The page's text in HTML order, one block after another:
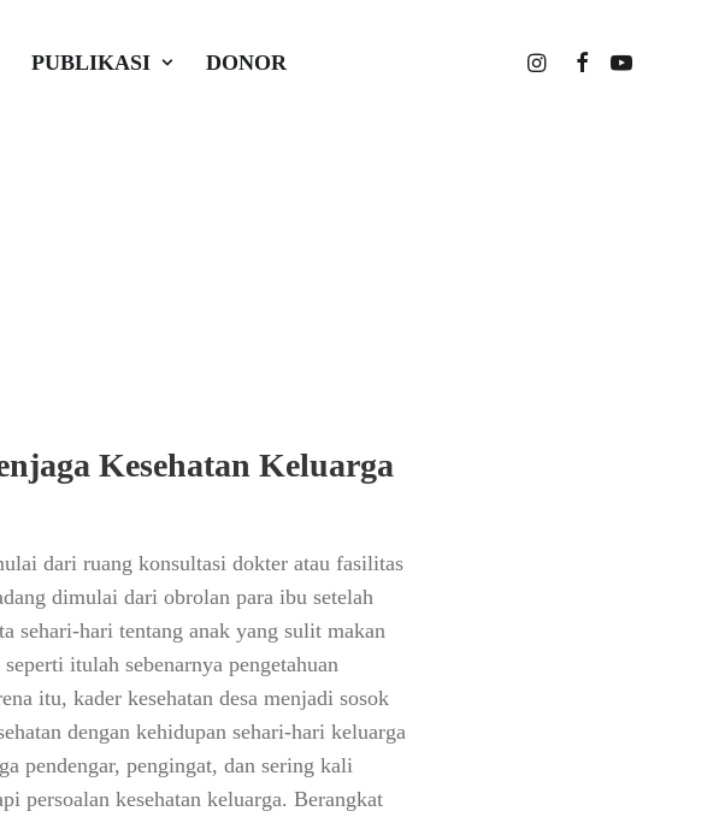
PUBLIKASI DONOR
Keluarga:
Kesehatan Keluarga
dari ruang konsultasi dokter atau fasilitas
dimulai dari obrolan para ibu setelah
sehari-hari tentang anak yang sulit makan
itulah sebenarnya pengetahuan
itu, kader kesehatan desa menjadi sosok
dengan kehidupan sehari-hari keluarga
pendengar, pengingat, dan sering kali
persoalan kesehatan keluarga. Berangkat